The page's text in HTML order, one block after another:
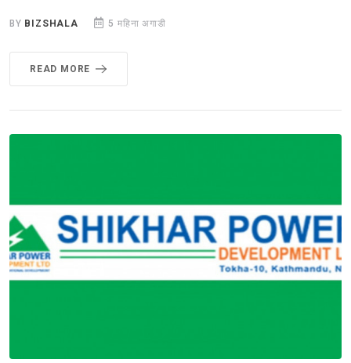
BY BIZSHALA 5 महिना अगाडी
READ MORE